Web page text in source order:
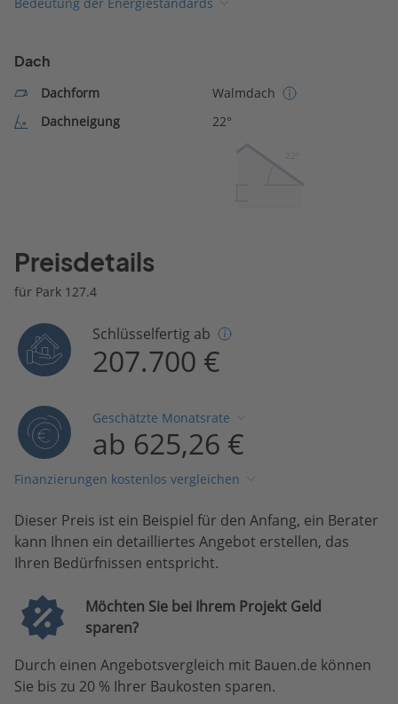
Dach
Dachform
Walmdach
Dachneigung
22°
Preisdetails
für Park 127.4
Schlüsselfertig ab
207.700 €
Geschätzte Monatsrate
ab 625,26 €
Finanzierungen kostenlos vergleichen
Dieser Preis ist ein Beispiel für den Anfang, ein Berater
kann Ihnen ein detailliertes Angebot erstellen, das
Ihren Bedürfnissen entspricht.
Möchten Sie bei Ihrem Projekt Geld
sparen?
Durch einen Angebotsvergleich mit Bauen.de können
Sie bis zu 20 % Ihrer Baukosten sparen.